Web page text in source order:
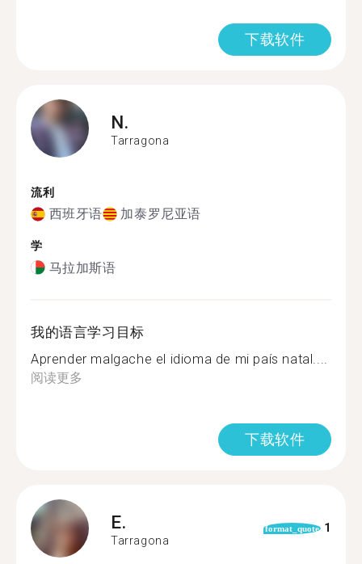
下载软件
N.
Tarragona
流利
西班牙语 加泰罗尼亚语
学
马拉加斯语
我的语言学习目标
Aprender malgache el idioma de mi país natal....
阅读更多
下载软件
E.
Tarragona
format_quote 1